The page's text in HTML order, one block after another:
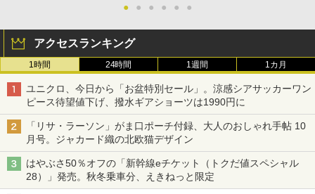
● ● ● ● ● ●
アクセスランキング
1時間 24時間 1週間 1カ月
ユニクロ、今日から「お盆特別セール」。涼感シアサッカーワン
ピース待望値下げ、撥水ギアショーツは1990円に
「リサ・ラーソン」がま口ポーチ付録、大人のおしゃれ手帖 10
月号。ジャカード織の北欧猫デザイン
はやぶさ50％オフの「新幹線eチケット（トクだ値スペシャル
28）」発売。秋冬乗車分、えきねっと限定